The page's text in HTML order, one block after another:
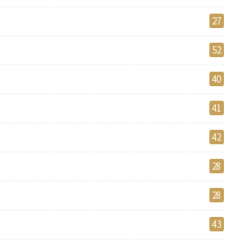
27
52
40
41
42
28
28
43